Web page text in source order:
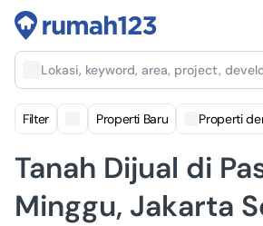
Lokasi, keyword, area, project,
Filter Properti Baru Properti
Tanah Dijual di
Minggu, Jakarta